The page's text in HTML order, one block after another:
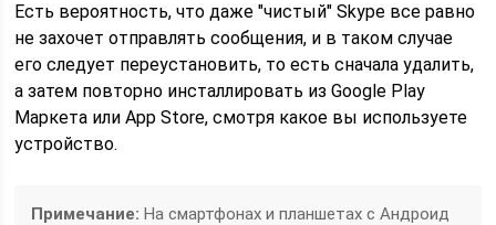
Есть вероятность, что даже "чистый" Skype все равно
не захочет отправлять сообщения, и в таком случае
его следует переустановить, то есть сначала удалить,
а затем повторно инсталлировать из Google Play
Маркета или App Store, смотря какое вы используете
устройство.
Примечание: На смартфонах и планшетах с Андроид